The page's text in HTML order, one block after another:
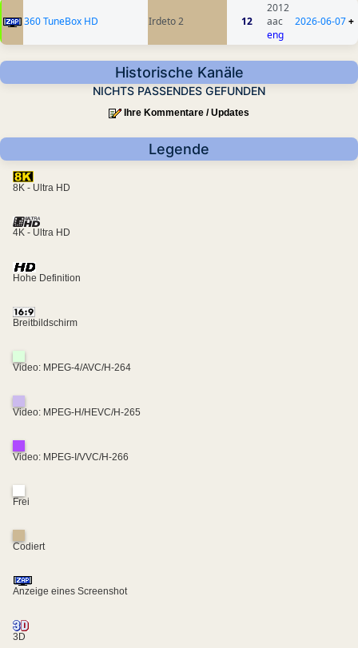
360 TuneBox HD Irdeto 2 12
2012
aac
eng
2026-06-07+
Historische Kanäle
NICHTS PASSENDES GEFUNDEN
Ihre Kommentare / Updates
Legende
8K - Ultra HD
4K - Ultra HD
Hohe Definition
Breitbildschirm
Video: MPEG-4/AVC/H-264
Video: MPEG-H/HEVC/H-265
Video: MPEG-I/VVC/H-266
Frei
Codiert
Anzeige eines Screenshot
3D